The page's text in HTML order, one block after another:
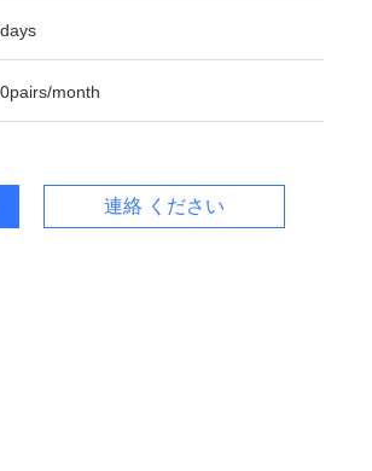
month
連絡 ください